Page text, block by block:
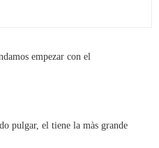
pulgar, el tiene la màs grande